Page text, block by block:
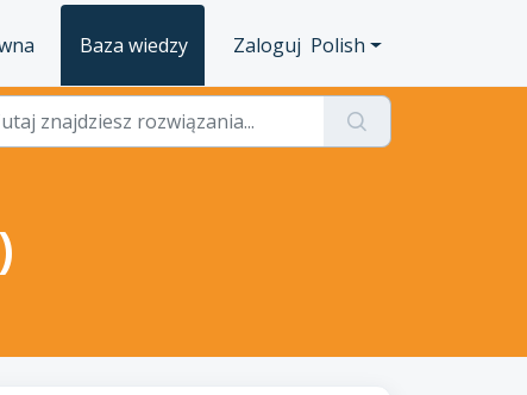
Baza wiedzy Zaloguj Polish